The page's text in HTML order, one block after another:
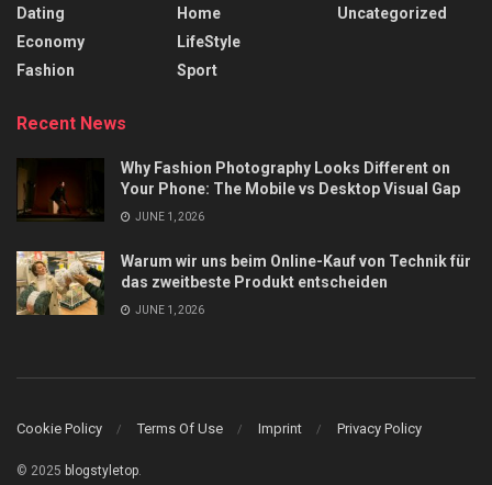
Dating
Economy
Fashion
Home
LifeStyle
Sport
Uncategorized
Recent News
Why Fashion Photography Looks Different on
Your Phone: The Mobile vs Desktop Visual Gap
JUNE 1, 2026
Warum wir uns beim Online-Kauf von Technik für
das zweitbeste Produkt entscheiden
JUNE 1, 2026
Cookie Policy Terms Of Use Imprint Privacy Policy
© 2025 blogstyletop.